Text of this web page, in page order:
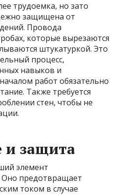
трудоемка, но зато
защищена от
Провода
которые вырезаются
штукатуркой. Это
процесс,
навыков и
работ обязательно
Также требуется
стен, чтобы не
и защита
элемент
Оно предотвращает
током в случае